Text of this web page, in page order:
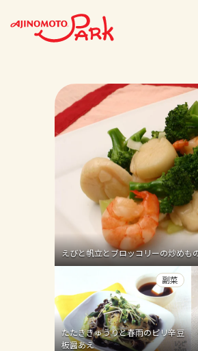
えびと帆立とブロッコリーの炒めも
たたききゅうりと春雨のピリ辛豆
板醤あえ
副菜